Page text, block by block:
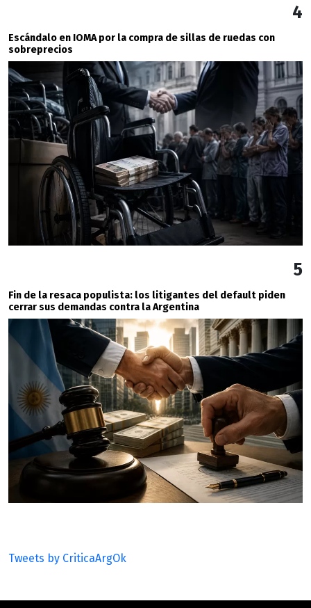
4
Escándalo en IOMA por la compra de sillas de ruedas con
sobreprecios
5
Fin de la resaca populista: los litigantes del default piden
cerrar sus demandas contra la Argentina
Tweets by CriticaArgOk